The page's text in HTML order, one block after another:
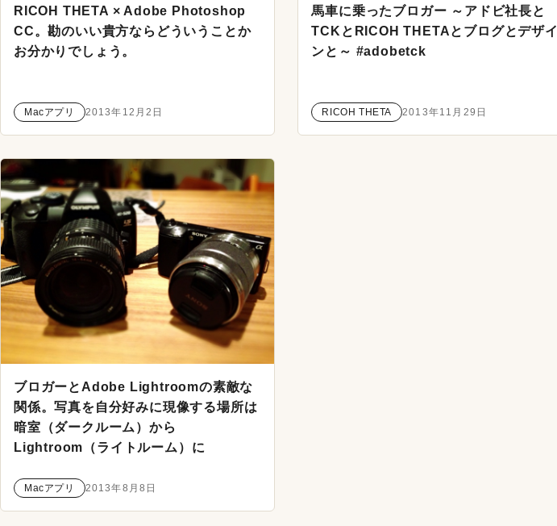
RICOH THETA × Adobe Photoshop
CC。勘のいい貴方ならどういうことか
お分かりでしょう。
Macアプリ 2013年12月2日
馬車に乗ったブロガー ～アドビ社長と
TCKとRICOH THETAとブログとデザイ
ンと～ #adobetck
RICOH THETA 2013年11月29日
ブロガーとAdobe Lightroomの素敵な
関係。写真を自分好みに現像する場所は
暗室（ダークルーム）から
Lightroom（ライトルーム）に
Macアプリ 2013年8月8日